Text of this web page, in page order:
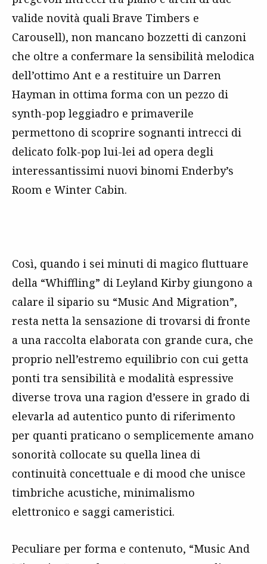
valide novità quali Brave Timbers e
Carousell), non mancano bozzetti di canzoni
che oltre a confermare la sensibilità melodica
dell’ottimo Ant e a restituire un Darren
Hayman in ottima forma con un pezzo di
synth-pop leggiadro e primaverile
permettono di scoprire sognanti intrecci di
delicato folk-pop lui-lei ad opera degli
interessantissimi nuovi binomi Enderby’s
Room e Winter Cabin.
Così, quando i sei minuti di magico fluttuare
della “Whiffling” di Leyland Kirby giungono a
calare il sipario su “Music And Migration”,
resta netta la sensazione di trovarsi di fronte
a una raccolta elaborata con grande cura, che
proprio nell’estremo equilibrio con cui getta
ponti tra sensibilità e modalità espressive
diverse trova una ragion d’essere in grado di
elevarla ad autentico punto di riferimento
per quanti praticano o semplicemente amano
sonorità collocate su quella linea di
continuità concettuale e di mood che unisce
timbriche acustiche, minimalismo
elettronico e saggi cameristici.
Peculiare per forma e contenuto, “Music And